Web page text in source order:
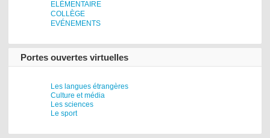
ELÉMENTAIRE
COLLÈGE
EVÉNEMENTS
Portes ouvertes virtuelles
Les langues étrangères
Culture et média
Les sciences
Le sport